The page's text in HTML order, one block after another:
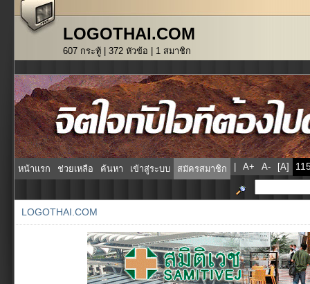
LOGOTHAI.COM
607 กระทู้ | 372 หัวข้อ | 1 สมาชิก
หน้าแรก ช่วยเหลือ ค้นหา เข้าสู่ระบบ สมัครสมาชิก | A+ A- [A]
LOGOTHAI.COM